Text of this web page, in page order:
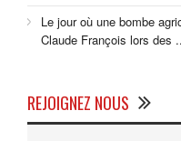
Le jour où une bombe
Claude François lors des
REJOIGNEZ NOUS